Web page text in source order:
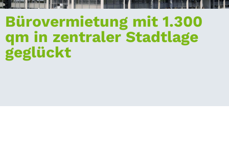
Bürovermietung mit 1.300
qm in zentraler Stadtlage
geglückt